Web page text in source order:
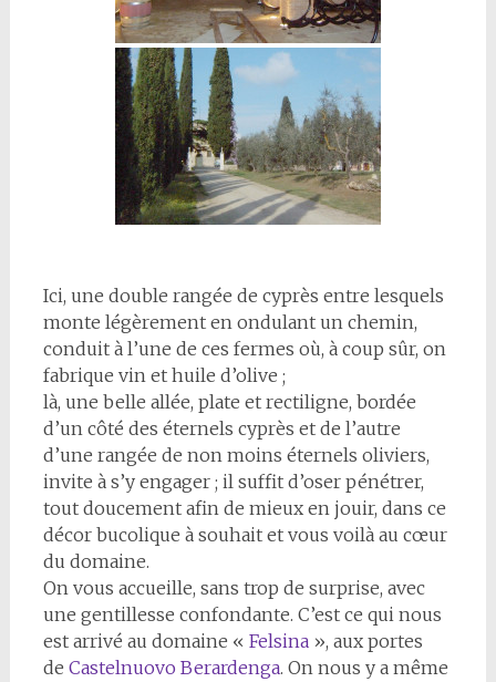
Ici, une double rangée de cyprès entre lesquels
monte légèrement en ondulant un chemin,
conduit à l’une de ces fermes où, à coup sûr, on
fabrique vin et huile d’olive ;
là, une belle allée, plate et rectiligne, bordée
d’un côté des éternels cyprès et de l’autre
d’une rangée de non moins éternels oliviers,
invite à s’y engager ; il suffit d’oser pénétrer,
tout doucement afin de mieux en jouir, dans ce
décor bucolique à souhait et vous voilà au cœur
du domaine.
On vous accueille, sans trop de surprise, avec
une gentillesse confondante. C’est ce qui nous
est arrivé au domaine « Felsina», aux portes
de Castelnuovo Berardenga. On nous y a même